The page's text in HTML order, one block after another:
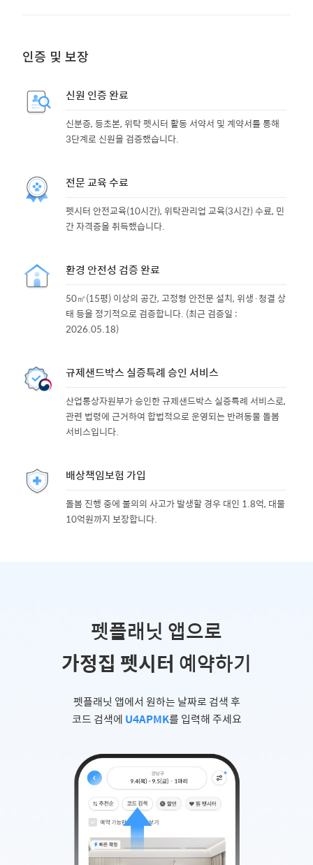
인증 및 보장
신원 인증 완료
신분증, 등초본, 위탁 펫시터 활동 서약서 및 계약서를 통해
3단계로 신원을 검증했습니다.
전문 교육 수료
펫시터 안전교육(10시간), 위탁관리업 교육(3시간) 수료, 민
간 자격증을 취득했습니다.
환경 안전성 검증 완료
50㎡(15평) 이상의 공간, 고정형 안전문 설치, 위생·청결 상
태 등을 정기적으로 검증합니다. (최근 검증일 :
2026.05.18)
규제샌드박스 실증특례 승인 서비스
산업통상자원부가 승인한 규제샌드박스 실증특례 서비스로,
관련 법령에 근거하여 합법적으로 운영되는 반려동물 돌봄
서비스입니다.
배상책임보험 가입
돌봄 진행 중에 불의의 사고가 발생할 경우 대인 1.8억, 대물
10억원까지 보장합니다.
펫플래닛 앱으로
가정집 펫시터 예약하기
펫플래닛 앱에서 원하는 날짜로 검색 후
코드 검색에 U4APMK를 입력해 주세요